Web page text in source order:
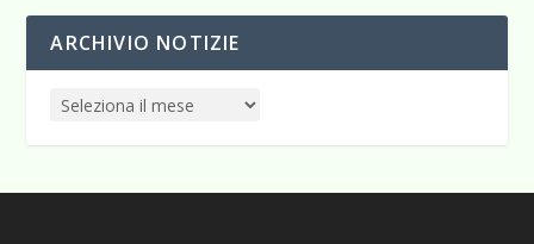
ARCHIVIO NOTIZIE